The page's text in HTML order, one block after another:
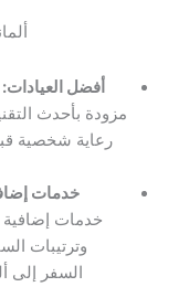
أفضل العيادات:
مزودة بأحدث
رعاية شخصية
خدمات
خدمات إضافية
وترتيبات
السفر إلى